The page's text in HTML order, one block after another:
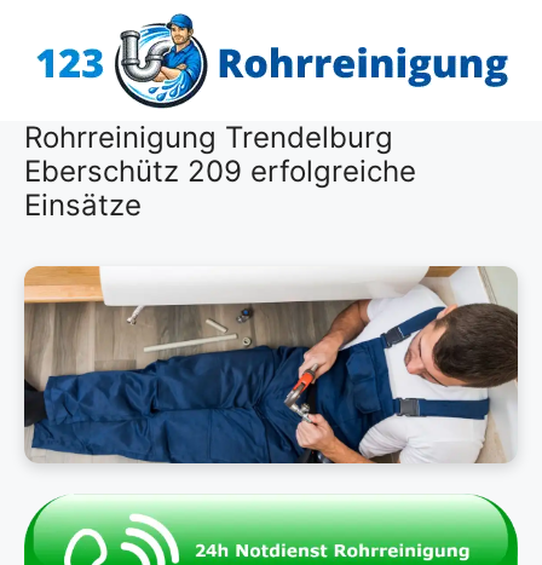
Inhalt
Rohrreinigung Trendelburg
Eberschütz 209 erfolgreiche
Einsätze